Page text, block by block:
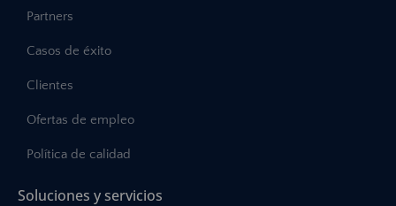
Partners
Casos de éxito
Clientes
Ofertas de empleo
Política de calidad
Soluciones y servicios